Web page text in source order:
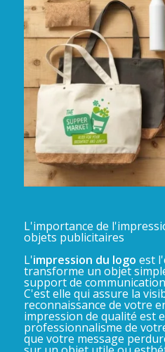
L'importance de
objets publicitaires
L'impression du logo est
transforme un objet
support de
C'est elle qui assure la
reconnaissance de votre
impression de qualité est
professionnalisme de
que votre message